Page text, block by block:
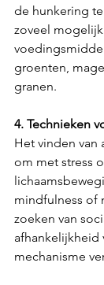
de hunkering
zoveel
groenten,
granen.
4. Technieken
Het vinden van
om met stress
mindfulness of
zoeken van
afhankelijkheid
mechanisme